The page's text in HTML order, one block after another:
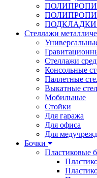
ПОДКЛАДКИ
Стеллажи
Стеллажи
Консольные
Паллетные
Выкатные
Мобильные
Стойки
Для гаража
Для офиса
Для
Бочки
Пластиковые